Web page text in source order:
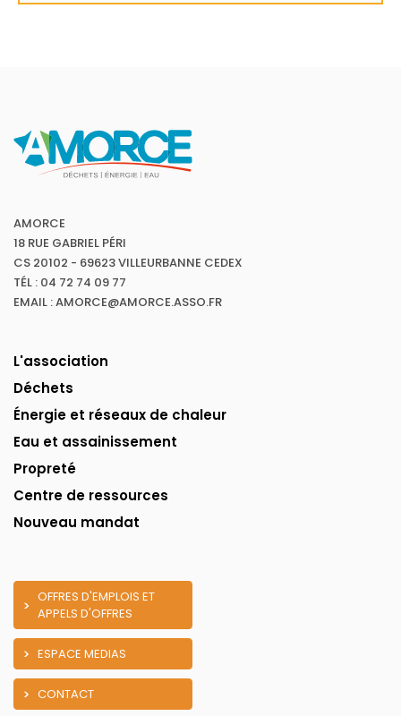
AMORCE
18 RUE GABRIEL PÉRI
CS 20102 - 69623 VILLEURBANNE CEDEX
TÉL : 04 72 74 09 77
EMAIL : AMORCE@AMORCE.ASSO.FR
L'association
Déchets
Énergie et réseaux de chaleur
Eau et assainissement
Propreté
Centre de ressources
Nouveau mandat
OFFRES D'EMPLOIS ET
APPELS D'OFFRES
ESPACE MEDIAS
CONTACT